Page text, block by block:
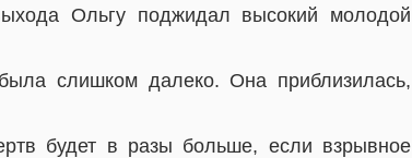
Ольгу поджидал высокий молодой
слишком далеко. Она приблизилась,
будет в разы больше, если взрывное